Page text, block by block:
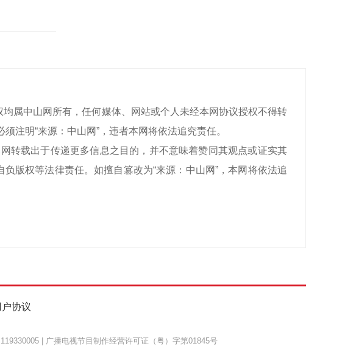
均属中山网所有，任何媒体、网站或个人未经本网协议授权不得转
注明“来源：中山网”，违者本网将依法追究责任。
转载出于传递更多信息之目的，并不意味着赞同其观点或证实其
版权等法律责任。如擅自篡改为“来源：中山网”，本网将依法追
户协议
广播电视节目制作经营许可证（粤）字第01845号